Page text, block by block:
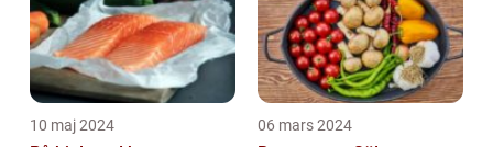
10 maj 2024 06 mars 2024